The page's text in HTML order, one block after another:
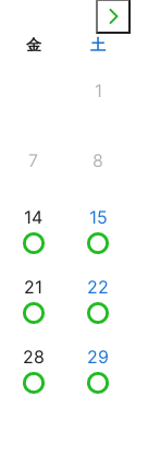
金 土
1
7 8
14 15
21 22
28 29